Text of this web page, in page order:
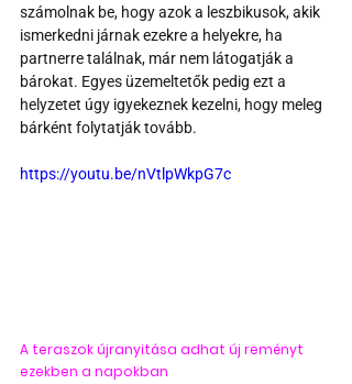
számolnak be, hogy azok a leszbikusok, akik
ismerkedni járnak ezekre a helyekre, ha
partnerre találnak, már nem látogatják a
bárokat. Egyes üzemeltetők pedig ezt a
helyzetet úgy igyekeznek kezelni, hogy meleg
bárként folytatják tovább.
https://youtu.be/nVtlpWkpG7c
A teraszok újranyitása adhat új reményt
ezekben a napokban